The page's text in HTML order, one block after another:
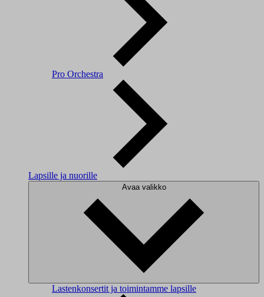
Pro Orchestra
Lapsille ja nuorille
Avaa valikko
Lastenkonsertit ja toimintamme lapsille